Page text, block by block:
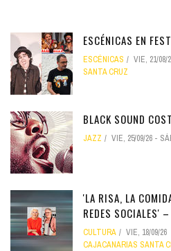
ESCÉNICAS EN
ESCÉNICAS VIE, 21/08/
SANTA CRUZ
BLACK SOUND
JAZZ VIE, 25/09/26 -
'LA RISA, LA
REDES SOCIALES'
CULTURA VIE, 18/09/26
CAJACANARIAS SANTA